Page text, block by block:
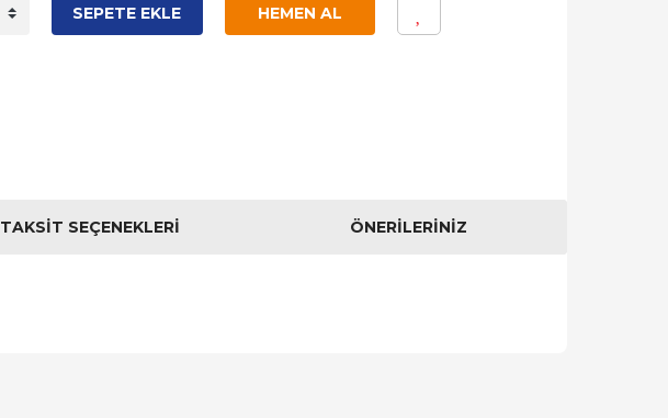
SEPETE EKLE HEMEN AL
TAKSIT SEÇENEKLERI ÖNERILERINIZ